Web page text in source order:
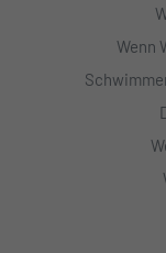
Wenn